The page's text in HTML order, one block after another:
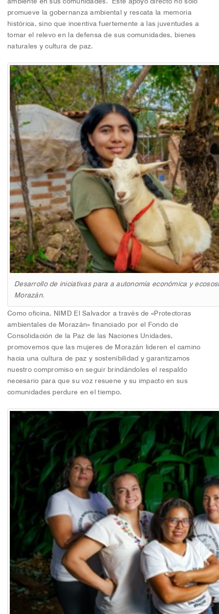
promueve la gobernanza ambiental y rescata la memoria
histórica, sino que incentiva fuertemente a las juventudes a
tomar el relevo en la defensa de sus comunidades, bienes
naturales y cultura de paz.
Desarrollo de iniciativas para a autonomía económica y
Morazán.
Como oficina, NIMD El Salvador a través de «Protectoras
ambientales de Morazán» financiado por el Fondo de
Consolidación de la Paz de las Naciones Unidades,
promovemos que las mujeres de Morazán lideren el camino
hacia una cultura de paz y sostenibilidad y garantizamos
nuestro compromiso en seguir brindándoles el respaldo
necesario para que su voz resuene y su impacto en sus
comunidades perdure en el tiempo.